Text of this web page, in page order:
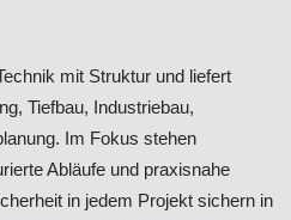
mit Struktur und liefert
Tiefbau, Industriebau,
Im Fokus stehen
Abläufe und praxisnahe
in jedem Projekt sichern in